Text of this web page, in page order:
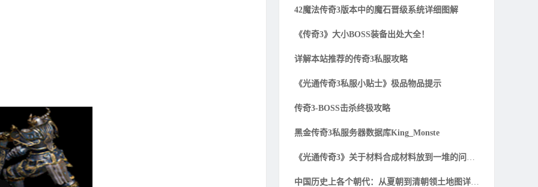
42魔法传奇3版本中的魔石晋级系统详细图解
《传奇3》大小BOSS装备出处大全！
详解本站推荐的传奇3私服攻略
《光通传奇3私服小贴士》极品物品提示
传奇3-BOSS击杀终极攻略
黑金传奇3私服务器数据库King_Monste
《光通传奇3》关于材料合成材料放到一堆的问题解
中国历史上各个朝代：从夏朝到清朝领土地图详细一